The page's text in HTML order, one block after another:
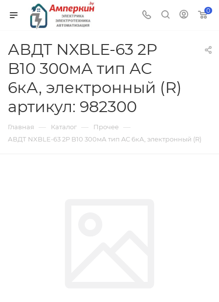
0
АВДТ NXBLE-63 2P
B10 300мА тип AС
6кА, электронный (R)
артикул: 982300
Главная — Каталог — Прочее —
АВДТ NXBLE-63 2P B10 300мА тип AС 6кА, электронный (R)